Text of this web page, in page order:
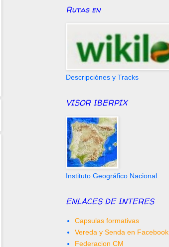
Rutas en
Descripciónes y Tracks
VISOR IBERPIX
Instituto Geográfico Nacional
ENLACES DE INTERES
Capsulas formativas
Vereda y Senda en Facebook
Federacion CM